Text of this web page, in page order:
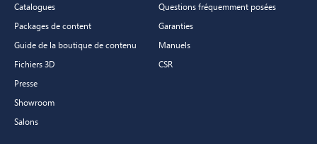
Catalogues
Packages de content
Guide de la boutique de contenu
Fichiers 3D
Presse
Showroom
Salons
Questions fréquemment posées
Garanties
Manuels
CSR